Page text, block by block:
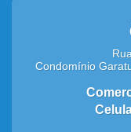
Condomínio